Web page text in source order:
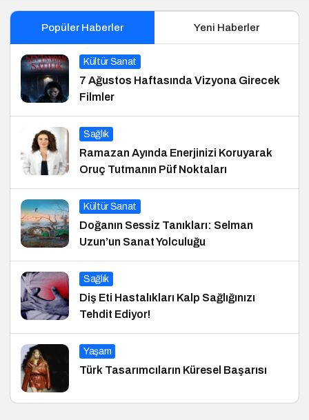
Popüler Haberler Yeni Haberler
Kültür Sanat
7 Ağustos Haftasında Vizyona Girecek
Filmler
Sağlık
Ramazan Ayında Enerjinizi Koruyarak
Oruç Tutmanın Püf Noktaları
Kültür Sanat
Doğanın Sessiz Tanıkları: Selman
Uzun’un Sanat Yolculuğu
Sağlık
Diş Eti Hastalıkları Kalp Sağlığınızı
Tehdit Ediyor!
Yaşam
Türk Tasarımcıların Küresel Başarısı